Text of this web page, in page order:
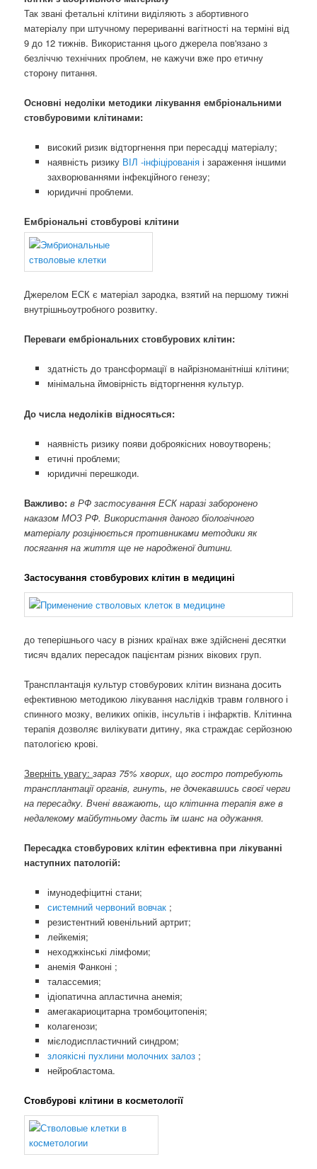
Так звані фетальні клітини виділяють з абортивного
матеріалу при штучному перериванні вагітності на терміні від
9 до 12 тижнів. Використання цього джерела пов'язано з
безліччю технічних проблем, не кажучи вже про етичну
сторону питання.
Основні недоліки методики лікування ембріональними
стовбуровими клітинами:
високий ризик відторгнення при пересадці матеріалу;
наявність ризику ВІЛ -інфіцірованія і зараження іншими
захворюваннями інфекційного генезу;
юридичні проблеми.
Ембріональні стовбурові клітини
Джерелом ЕСК є матеріал зародка, взятий на першому тижні
внутрішньоутробного розвитку.
Переваги ембріональних стовбурових клітин:
здатність до трансформації в найрізноманітніші клітини;
мінімальна ймовірність відторгнення культур.
До числа недоліків відносяться:
наявність ризику появи доброякісних новоутворень;
етичні проблеми;
юридичні перешкоди.
Важливо:в РФ застосування ЕСК наразі заборонено
наказом МОЗ РФ. Використання даного біологічного
матеріалу розцінюється противниками методики як
посягання на життя ще не народженої дитини.
Застосування стовбурових клітин в медицині
до теперішнього часу в різних країнах вже здійснені десятки
тисяч вдалих пересадок пацієнтам різних вікових груп.
Трансплантація культур стовбурових клітин визнана досить
ефективною методикою лікування наслідків травм голвного і
спинного мозку, великих опіків, інсультів і інфарктів. Клітинна
терапія дозволяє вилікувати дитину, яка страждає серйозною
патологією крові.
Зверніть увагу:зараз 75% хворих, що гостро потребують
трансплантації органів, гинуть, не дочекавшись своєї черги
на пересадку. Вчені вважають, що клітинна терапія вже в
недалекому майбутньому дасть їм шанс на одужання.
Пересадка стовбурових клітин ефективна при лікуванні
наступних патологій:
імунодефіцитні стани;
системний червоний вовчак ;
резистентний ювенільний артрит;
лейкемія;
неходжкінські лімфоми;
анемія Фанконі ;
талассемия;
ідіопатична апластична анемія;
амегакариоцитарна тромбоцитопенія;
колагенози;
мієлодиспластичний синдром;
злоякісні пухлини молочних залоз ;
нейробластома.
Стовбурові клітини в косметології